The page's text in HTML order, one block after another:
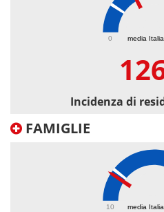
media
0
Incidenza di
FAMIGLIE
media
10